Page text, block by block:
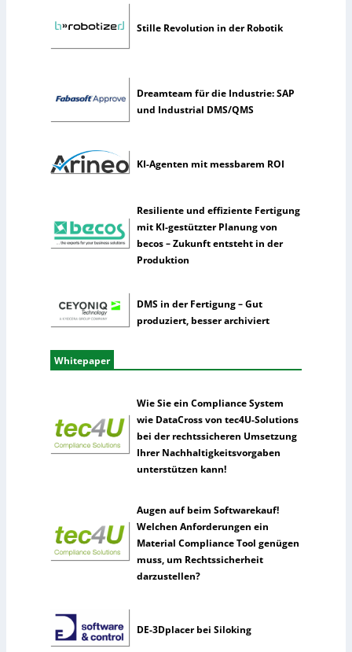
e
I
e
i
g
Stille Revolution in der Robotik
Dreamteam für die Industrie: SAP
und Industrial DMS/QMS
KI-Agenten mit messbarem ROI
Resiliente und effiziente Fertigung
mit KI-gestützter Planung von
becos – Zukunft entsteht in der
Produktion
DMS in der Fertigung – Gut
produziert, besser archiviert
Whitepaper
Wie Sie ein Compliance System
wie DataCross von tec4U-Solutions
bei der rechtssicheren Umsetzung
Ihrer Nachhaltigkeitsvorgaben
unterstützen kann!
Augen auf beim Softwarekauf!
Welchen Anforderungen ein
Material Compliance Tool genügen
muss, um Rechtssicherheit
darzustellen?
DE-3Dplacer bei Siloking